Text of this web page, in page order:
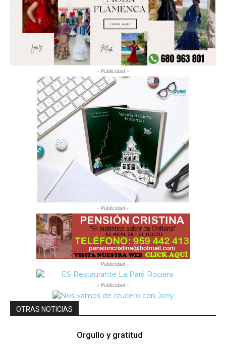
- Publicidad -
- Publicidad -
- Publicidad -
- Publicidad -
OTRAS NOTICIAS
Orgullo y gratitud